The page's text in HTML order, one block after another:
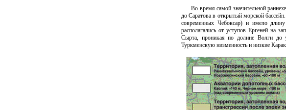
Во время самой значительной
до Саратова в открытый морской
современных Чебоксар) и имело
располагались от уступов Ергеней на
Сырта, проникая по долине Волги до
Туркменскую низменность и низкие